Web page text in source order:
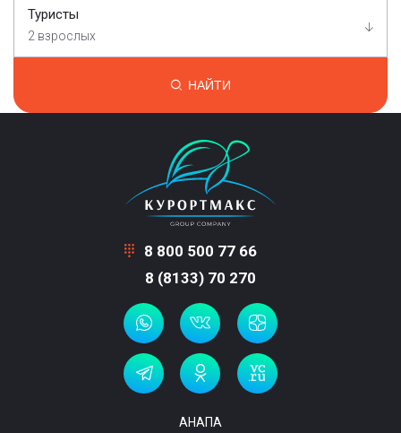
Туристы
2 взрослых
НАЙТИ
8 800 500 77 66
8 (8133) 70 270
АНАПА